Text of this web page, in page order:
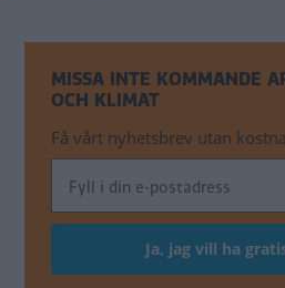
MISSA INTE KOMMANDE
OCH KLIMAT
Få vårt nyhetsbrev utan